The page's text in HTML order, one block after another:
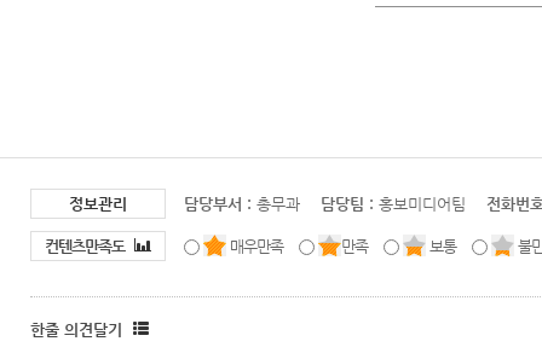
정보관리 담당부서 : 총무과 담당팀 : 홍보미디어팀 전화번
컨텐츠만족도 매우만족 만족 보통 불
한줄 의견달기